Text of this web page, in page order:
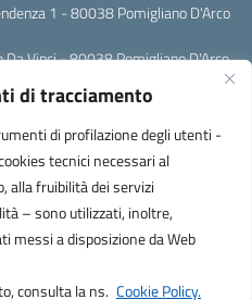
di tracciamento
di profilazione degli utenti -
tecnici necessari al
alla fruibilità dei servizi
– sono utilizzati, inoltre,
a disposizione da Web
consulta la ns. Cookie Policy.
1 - 80038 Pomigliano D'Arco
Vinci - 80038 Pomigliano D'Arco
D'Arco (NA)
- Pec:
by 3D Solution S.r.l.